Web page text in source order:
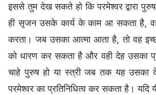
इससे तुम देख सकते हो कि परमेश्वर द्वारा
ही सृजन उसके कार्य के काम आ सकता है,
करता। जब उसका आत्मा आता है, तो वह
को धारण कर सकता है और वही देह उसका
चाहे पुरुष हो या स्त्री जब तक यह उसका
परमेश्वर का प्रतिनिधित्व कर सकता है।